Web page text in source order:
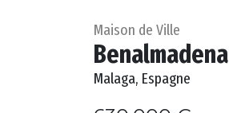
Maison de Ville
Benalmadena
Malaga, Espagne